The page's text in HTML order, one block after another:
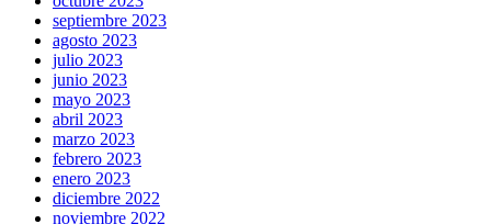
septiembre 2023
agosto 2023
julio 2023
junio 2023
mayo 2023
abril 2023
marzo 2023
febrero 2023
enero 2023
diciembre 2022
noviembre 2022